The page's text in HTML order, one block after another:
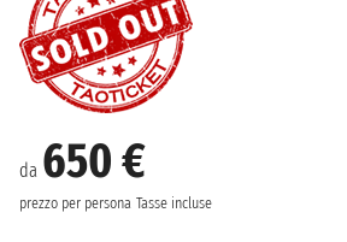
da 650 €
prezzo per persona Tasse incluse